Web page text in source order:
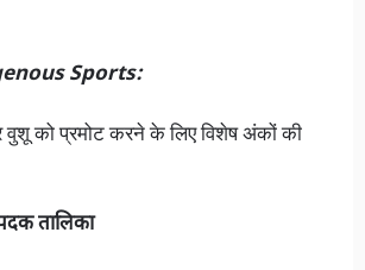
Sports:
को प्रमोट करने के लिए विशेष अंकों की
तालिका